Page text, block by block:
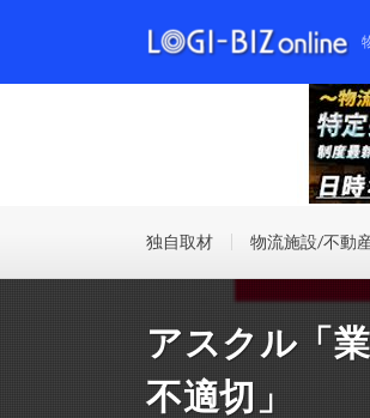
独自取材 物流施設/不動
アスクル「
不適切」